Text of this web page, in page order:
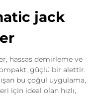
jack
hassas demirleme ve
güçlü bir alettir.
bu çoğul uygulama,
için ideal olan hızlı,